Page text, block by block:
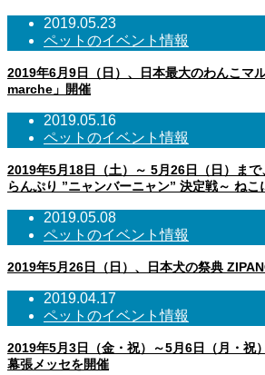
2019.05.23
ペットのイベント情報
2019年6月9日（日）、日本最大のわんこマ
marche」開催
2019.05.16
ペットのイベント情報
2019年5月18日（土）～ 5月26日（日）ま
らんぷり ”ニャンバーニャン” 決定戦～ ねこ
2019.05.08
ペットのイベント情報
2019年5月26日（日）、日本犬の祭典
2019.04.17
ペットのイベント情報
2019年5月3日（金・祝）～5月6日（月・祝
幕張メッセを開催